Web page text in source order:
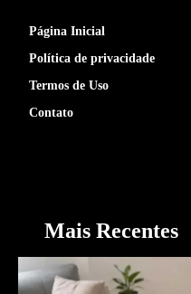
Página Inicial
Política de privacidade
Termos de Uso
Contato
Mais Recentes